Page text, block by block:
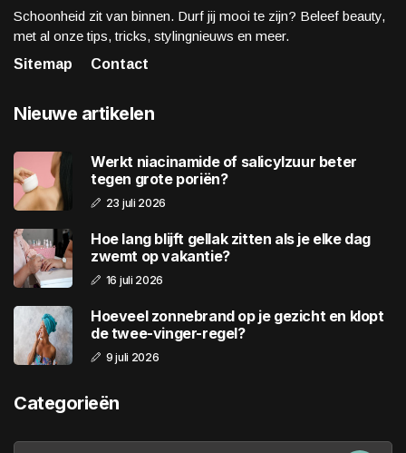
Schoonheid zit van binnen. Durf jij mooi te zijn? Beleef beauty,
met al onze tips, tricks, stylingnieuws en meer.
Sitemap
Contact
Nieuwe artikelen
Werkt niacinamide of salicylzuur beter
tegen grote poriën?
23 juli 2026
Hoe lang blijft gellak zitten als je elke dag
zwemt op vakantie?
16 juli 2026
Hoeveel zonnebrand op je gezicht en klopt
de twee-vinger-regel?
9 juli 2026
Categorieën